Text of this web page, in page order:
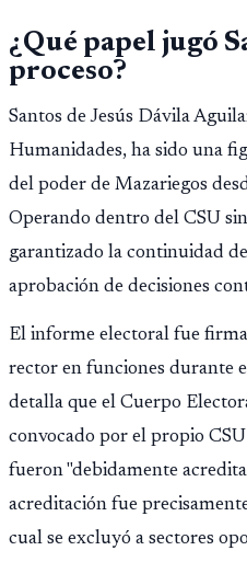
¿Qué papel jugó
proceso?
Santos de Jesús Dávila
Humanidades, ha sido una
del poder de Mazariegos
Operando dentro del CSU
garantizado la continuidad
aprobación de decisiones
El informe electoral fue
rector en funciones durante
detalla que el Cuerpo
convocado por el propio
fueron "debidamente
acreditación fue
cual se excluyó a sectores